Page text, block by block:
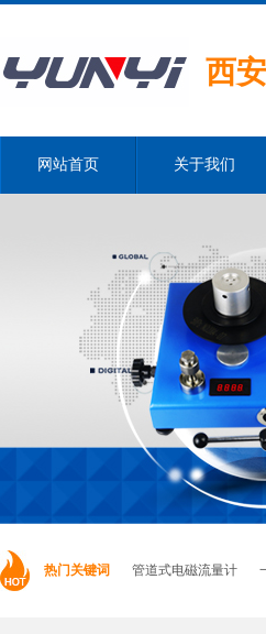
西
网站首页 关于我们
热门关键词 管道式电磁流量计